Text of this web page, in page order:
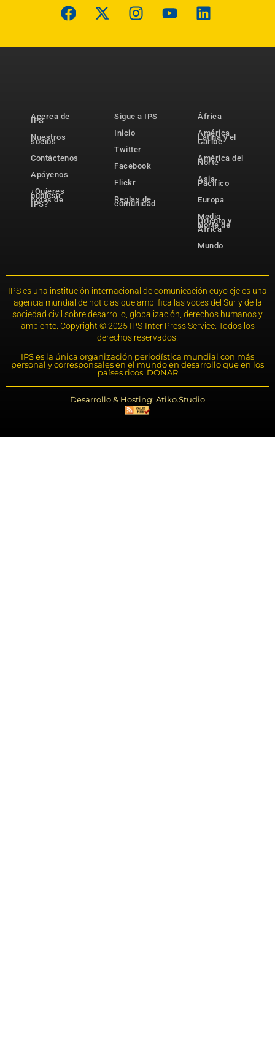
Acerca de
IPS
Nuestros
socios
Contáctenos
Apóyenos
¿Quieres
publicar
notas de
IPS?
Sigue a IPS
Inicio
Twitter
Facebook
Flickr
Reglas de
comunidad
África
América
Latina y el
Caribe
América del
Norte
Asia-
Pacífico
Europa
Medio
Oriente y
Norte de
África
Mundo
IPS es una institución internacional de comunicación cuyo eje es una
agencia mundial de noticias que amplifica las voces del Sur y de la
sociedad civil sobre desarrollo, globalización, derechos humanos y
ambiente. Copyright © 2025 IPS-Inter Press Service. Todos los
derechos reservados.
IPS es la única organización periodística mundial con más
personal y corresponsales en el mundo en desarrollo que en los
países ricos. DONAR
Desarrollo & Hosting: Atiko.Studio